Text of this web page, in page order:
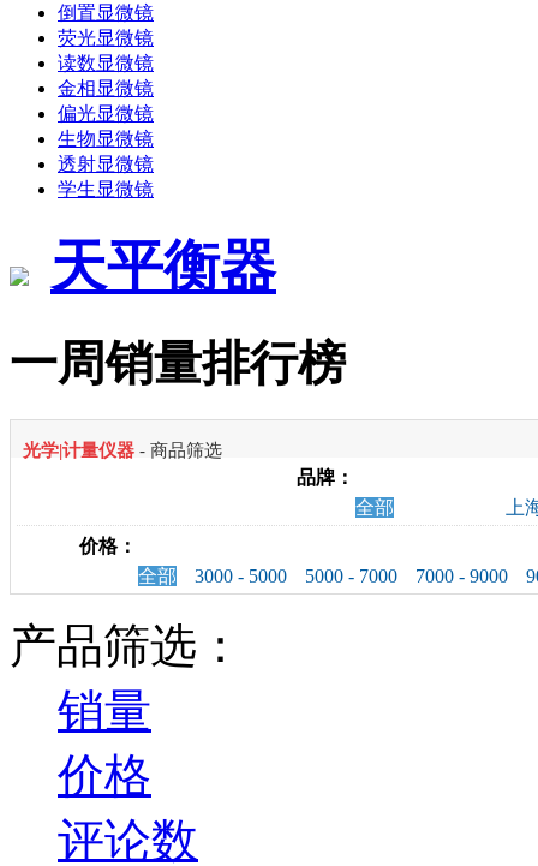
倒置显微镜
荧光显微镜
读数显微镜
金相显微镜
偏光显微镜
生物显微镜
透射显微镜
学生显微镜
天平衡器
一周销量排行榜
光学|计量仪器 - 商品筛选
品牌：
全部
上
价格：
全部
3000 - 5000 5000 - 7000 7000 - 9000
产品筛选：
销量
价格
评论数